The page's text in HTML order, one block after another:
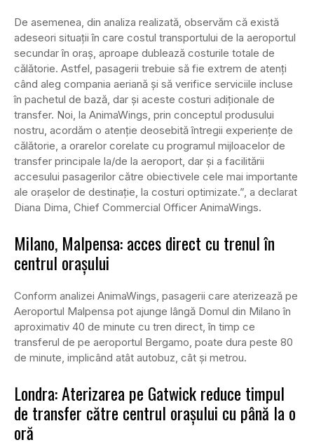
De asemenea, din analiza realizată, observăm că există
adeseori situaţii în care costul transportului de la aeroportul
secundar în oraş, aproape dublează costurile totale de
călătorie. Astfel, pasagerii trebuie să fie extrem de atenţi
când aleg compania aeriană şi să verifice serviciile incluse
în pachetul de bază, dar şi aceste costuri adiţionale de
transfer. Noi, la AnimaWings, prin conceptul produsului
nostru, acordăm o atenţie deosebită întregii experienţe de
călătorie, a orarelor corelate cu programul mijloacelor de
transfer principale la/de la aeroport, dar şi a facilitării
accesului pasagerilor către obiectivele cele mai importante
ale oraşelor de destinaţie, la costuri optimizate.”, a declarat
Diana Dima, Chief Commercial Officer AnimaWings.
Milano, Malpensa: acces direct cu trenul în
centrul orașului
Conform analizei AnimaWings, pasagerii care aterizează pe
Aeroportul Malpensa pot ajunge lângă Domul din Milano în
aproximativ 40 de minute cu tren direct, în timp ce
transferul de pe aeroportul Bergamo, poate dura peste 80
de minute, implicând atât autobuz, cât și metrou.
Londra: Aterizarea pe Gatwick reduce timpul
de transfer către centrul orașului cu până la o
oră